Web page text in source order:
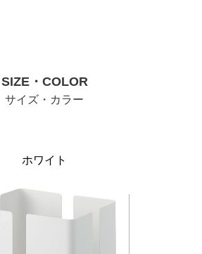
SIZE・COLOR
サイズ・カラー
ホワイト